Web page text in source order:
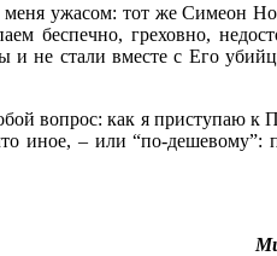
ужасом: тот же Симеон
беспечно, греховно,
не стали вместе с Его
вопрос: как я приступаю
иное, – или “по-дешевому”: